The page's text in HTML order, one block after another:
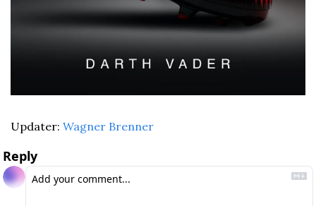
Updater: Wagner Brenner
Reply